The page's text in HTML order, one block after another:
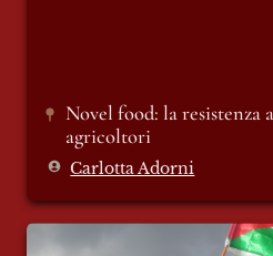
Novel food: la resistenza
agricoltori
Carlotta Adorni
Palestina: il vero